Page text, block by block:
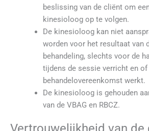
beslissing van de cliënt om
kinesioloog op te volgen.
De kinesioloog kan niet
worden voor het resultaat van
behandeling, slechts voor de
tijdens de sessie verricht en
behandelovereenkomst werkt.
De kinesioloog is gehouden
van de VBAG en RBCZ.